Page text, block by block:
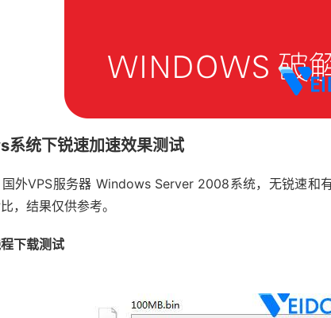
统下锐速加速效果测试
外VPS服务器 Windows Server 2008系统，无锐速和
，结果仅供参考。
下载测试